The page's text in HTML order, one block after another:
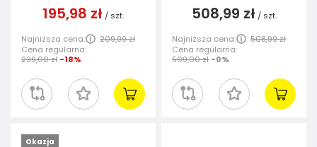
195,98 zł / szt.
Najniższa cena:
209,99 zł
Cena regularna:
239,00 zł -18%
508,99 zł / szt.
Najniższa cena:
508,99 zł
Cena regularna:
509,00 zł -0%
Okazja